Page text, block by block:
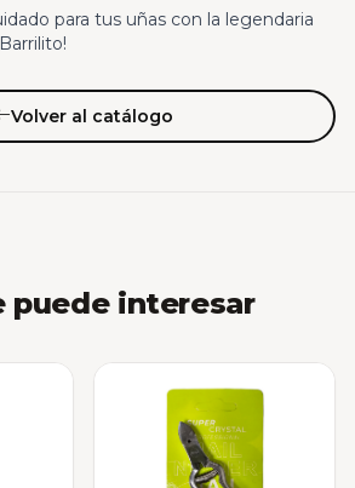
para tus uñas con la legendaria
Volver al catálogo
puede interesar